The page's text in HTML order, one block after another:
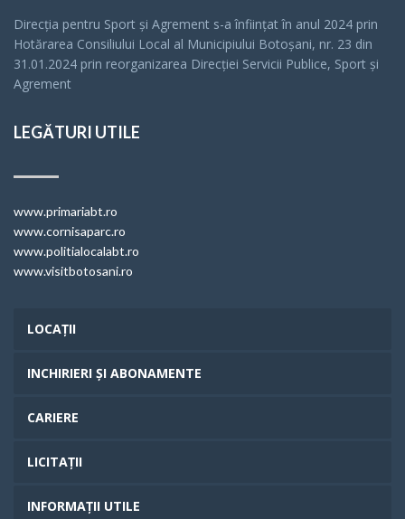
Direcția pentru Sport și Agrement s-a înfiinţat în anul 2024 prin
Hotărarea Consiliului Local al Municipiului Botoșani, nr. 23 din
31.01.2024 prin reorganizarea Direcției Servicii Publice, Sport și
Agrement
LEGĂTURI UTILE
www.primariabt.ro
www.cornisaparc.ro
www.politialocalabt.ro
www.visitbotosani.ro
LOCAȚII
INCHIRIERI ȘI ABONAMENTE
CARIERE
LICITAȚII
INFORMAȚII UTILE